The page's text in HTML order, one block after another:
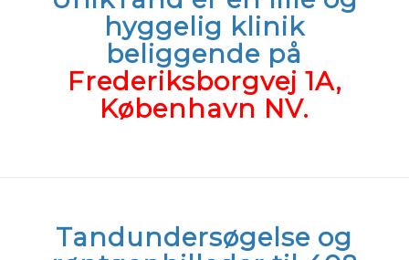
hyggelig klinik
beliggende på
Frederiksborgvej 1A,
København NV.
Tandundersøgelse og